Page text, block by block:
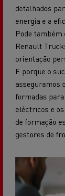
detalhados
energia e a
Pode
Renault
orientação
E porque o
asseguramos
formadas
eléctricos e
de formação
gestores de